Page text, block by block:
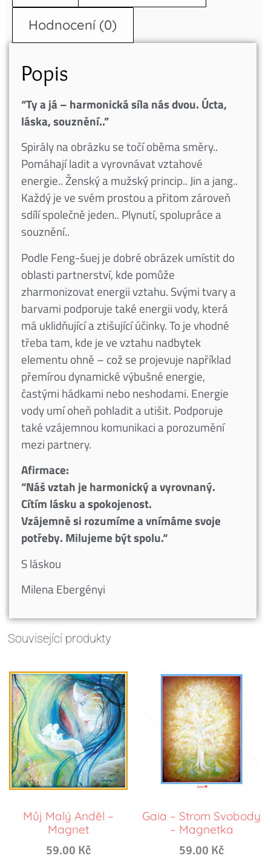
Hodnocení (0)
Popis
“Ty a já – harmonická síla nás dvou. Úcta,
láska, souznění..”
Spirály na obrázku se točí oběma směry..
Pomáhají ladit a vyrovnávat vztahové
energie.. Ženský a mužský princip.. Jin a jang..
Každý je ve svém prostou a přitom zároveň
sdílí společně jeden.. Plynutí, spolupráce a
souznění..
Podle Feng-šuej je dobré obrázek umístit do
oblasti partnerství, kde pomůže
zharmonizovat energii vztahu. Svými tvary a
barvami podporuje také energii vody, která
má uklidňující a ztišující účinky. To je vhodné
třeba tam, kde je ve vztahu nadbytek
elementu ohně – což se projevuje například
přemírou dynamické výbušné energie,
častými hádkami nebo neshodami. Energie
vody umí oheň pohladit a utišit. Podporuje
také vzájemnou komunikaci a porozumění
mezi partnery.
Afirmace:
“Náš vztah je harmonický a vyrovnaný.
Cítím lásku a spokojenost.
Vzájemně si rozumíme a vnímáme svoje
potřeby. Milujeme být spolu.“
S láskou
Milena Ebergényi
Související produkty
Můj Malý Anděl –
Magnet
59.00 Kč
Gaia – Strom Svobody
– Magnetka
59.00 Kč